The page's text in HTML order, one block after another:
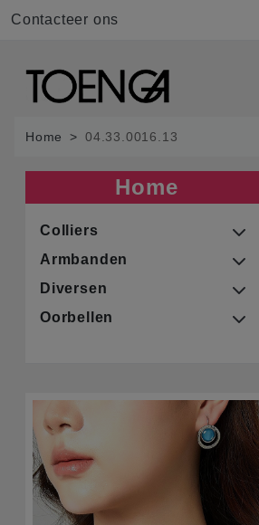
Contacteer ons
Home 04.33.0016.13
Home
Colliers
Armbanden
Diversen
Oorbellen